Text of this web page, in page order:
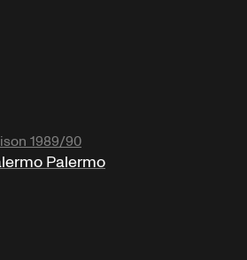
1989/90
Palermo